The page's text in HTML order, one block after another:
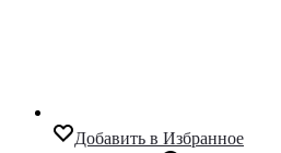
Добавить в Избранное